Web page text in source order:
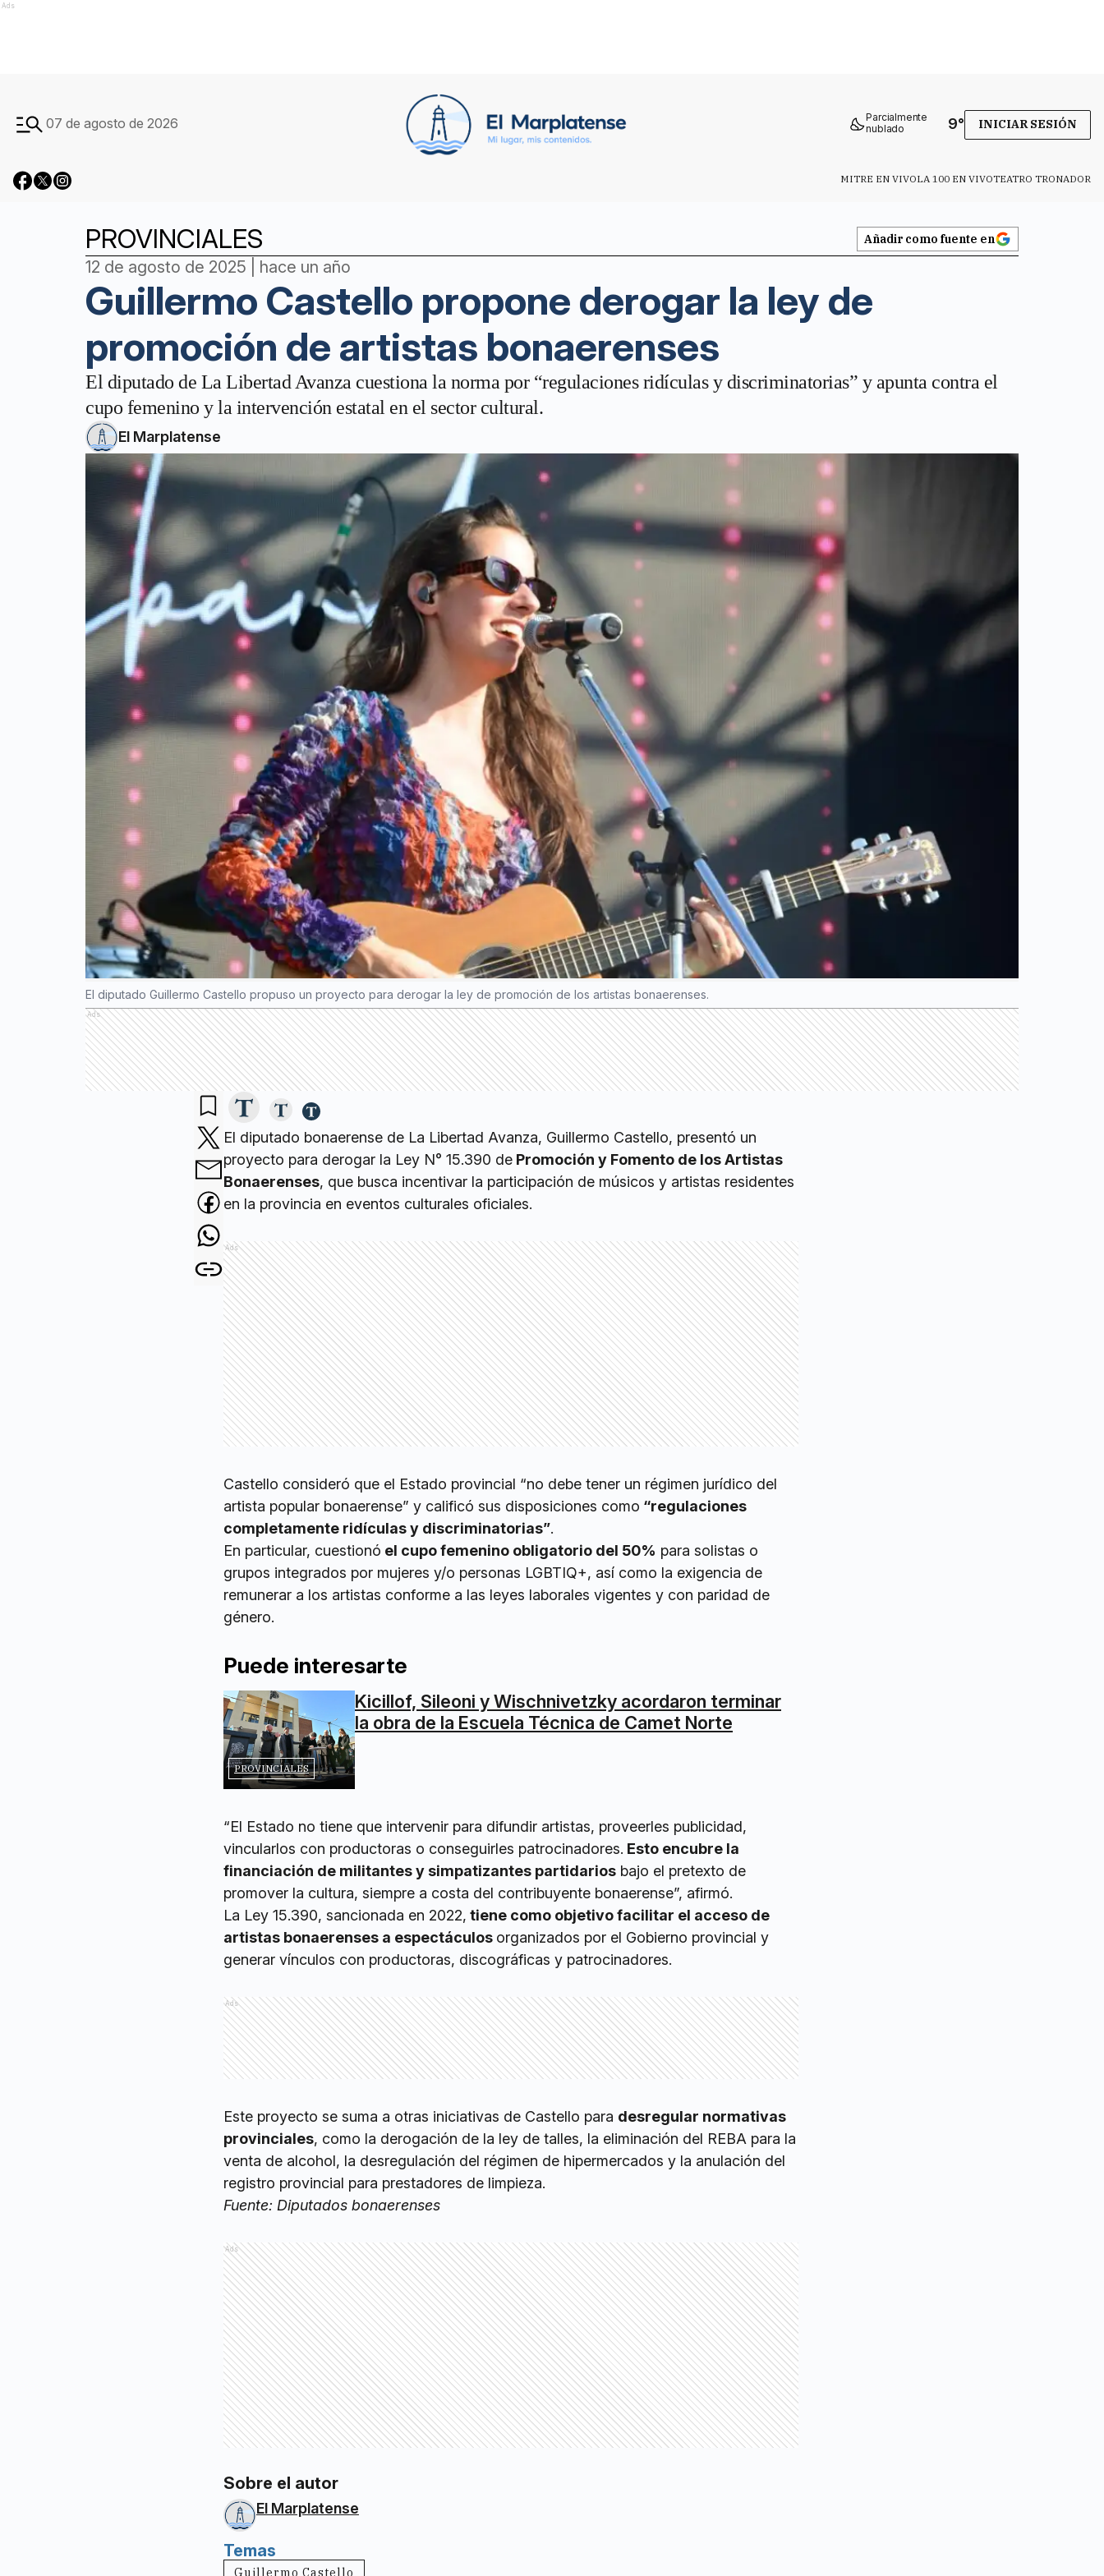
Ads
07 de agosto de 2026
Parcialmente
nublado
9° INICIAR SESIÓN
MITRE EN VIVOLA 100 EN VIVOTEATRO TRONADOR
PROVINCIALES Añadir como fuente en
12 de agosto de 2025 | hace un año
Guillermo Castello propone derogar la ley de
promoción de artistas bonaerenses
El diputado de La Libertad Avanza cuestiona la norma por “regulaciones ridículas y discriminatorias” y apunta contra el
cupo femenino y la intervención estatal en el sector cultural.
El Marplatense
El diputado Guillermo Castello propuso un proyecto para derogar la ley de promoción de los artistas bonaerenses.
Ads
El diputado bonaerense de La Libertad Avanza, Guillermo Castello, presentó un
proyecto para derogar la Ley N° 15.390 de Promoción y Fomento de los Artistas
Bonaerenses, que busca incentivar la participación de músicos y artistas residentes
en la provincia en eventos culturales oficiales.
Ads
Castello consideró que el Estado provincial “no debe tener un régimen jurídico del
artista popular bonaerense” y calificó sus disposiciones como “regulaciones
completamente ridículas y discriminatorias”.
En particular, cuestionó el cupo femenino obligatorio del 50% para solistas o
grupos integrados por mujeres y/o personas LGBTIQ+, así como la exigencia de
remunerar a los artistas conforme a las leyes laborales vigentes y con paridad de
género.
Puede interesarte
PROVINCIALES
Kicillof, Sileoni y Wischnivetzky acordaron terminar
la obra de la Escuela Técnica de Camet Norte
“El Estado no tiene que intervenir para difundir artistas, proveerles publicidad,
vincularlos con productoras o conseguirles patrocinadores. Esto encubre la
financiación de militantes y simpatizantes partidarios bajo el pretexto de
promover la cultura, siempre a costa del contribuyente bonaerense”, afirmó.
La Ley 15.390, sancionada en 2022, tiene como objetivo facilitar el acceso de
artistas bonaerenses a espectáculos organizados por el Gobierno provincial y
generar vínculos con productoras, discográficas y patrocinadores.
Ads
Este proyecto se suma a otras iniciativas de Castello para desregular normativas
provinciales, como la derogación de la ley de talles, la eliminación del REBA para la
venta de alcohol, la desregulación del régimen de hipermercados y la anulación del
registro provincial para prestadores de limpieza.
Fuente: Diputados bonaerenses
Ads
Sobre el autor
El Marplatense
Temas
Guillermo Castello